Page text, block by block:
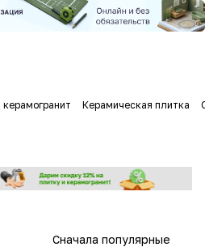
Керамическая плитка
Сначала популярные